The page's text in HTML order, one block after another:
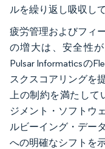
ルを繰り返し吸収し
疲労管理およびフィ
の増大は、安全性
Pulsar Informaticsの
スクスコアリングを
上の制約を満たして
ジメント・ソフトウ
ルビーイング・デー
への明確なシフトを